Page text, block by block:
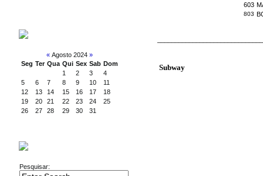
« Agosto 2024 »
Seg Ter Qua Qui Sex Sab Dom
1
2 3
4
5
6 7 8 9 10
11
12
13 14 15 16 17
18
19
20 21 22 23 24
25
26
27 28 29 30 31
Pesquisar:
603
803
Subway